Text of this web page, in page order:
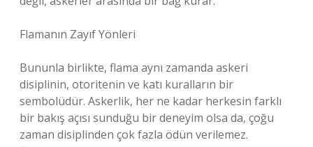
Flamanın Zayıf Yönleri
Bununla birlikte, flama aynı zamanda askeri
disiplinin, otoritenin ve katı kuralların bir
sembolüdür. Askerlik, her ne kadar herkesin farklı
bir bakış açısı sunduğu bir deneyim olsa da, çoğu
zaman disiplinden çok fazla ödün verilemez.